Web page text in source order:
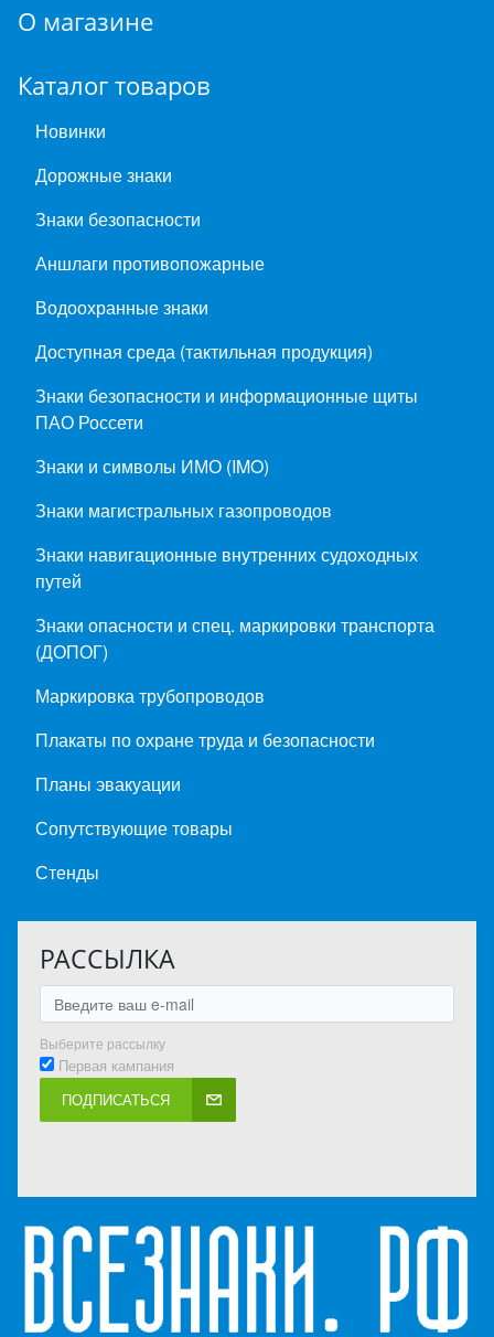
О магазине
Каталог товаров
Новинки
Дорожные знаки
Знаки безопасности
Аншлаги противопожарные
Водоохранные знаки
Доступная среда (тактильная продукция)
Знаки безопасности и информационные щиты
ПАО Россети
Знаки и символы ИМО (IMO)
Знаки магистральных газопроводов
Знаки навигационные внутренних судоходных
путей
Знаки опасности и спец. маркировки транспорта
(ДОПОГ)
Маркировка трубопроводов
Плакаты по охране труда и безопасности
Планы эвакуации
Сопутствующие товары
Стенды
РАССЫЛКА
Выберите рассылку
Первая кампания
ПОДПИСАТЬСЯ